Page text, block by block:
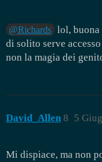
@Richards lol, buona
di solito serve
non la magia dei
David_Allen 5
8
Mi dispiace, ma non